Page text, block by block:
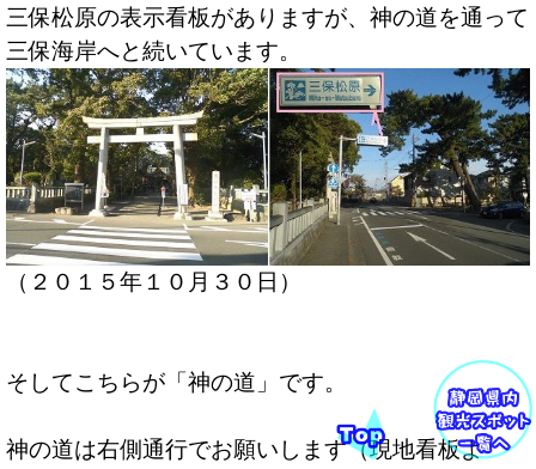
三保松原の表示看板がありますが、神の道を通って
三保海岸へと続いています。
（２０１５年１０月３０日）
そしてこちらが「神の道」です。
神の道は右側通行でお願いします（現地看板よ